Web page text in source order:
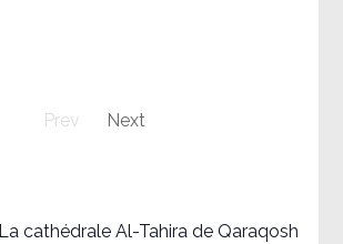
Prev Next
La cathédrale Al-Tahira de Qaraqosh